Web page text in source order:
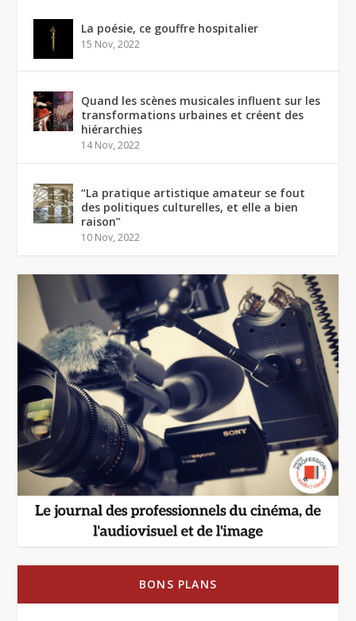
La poésie, ce gouffre hospitalier
15 Nov, 2022
Quand les scènes musicales influent sur les
transformations urbaines et créent des
hiérarchies
14 Nov, 2022
“La pratique artistique amateur se fout
des politiques culturelles, et elle a bien
raison”
10 Nov, 2022
BONS PLANS